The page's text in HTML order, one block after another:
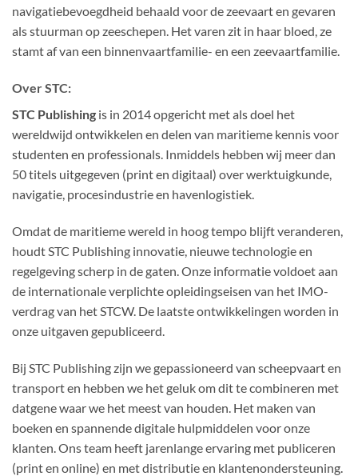
navigatiebevoegdheid behaald voor de zeevaart en gevaren
als stuurman op zeeschepen. Het varen zit in haar bloed, ze
stamt af van een binnenvaartfamilie- en een zeevaartfamilie.
Over STC:
STC Publishing is in 2014 opgericht met als doel het
wereldwijd ontwikkelen en delen van maritieme kennis voor
studenten en professionals. Inmiddels hebben wij meer dan
50 titels uitgegeven (print en digitaal) over werktuigkunde,
navigatie, procesindustrie en havenlogistiek.
Omdat de maritieme wereld in hoog tempo blijft veranderen,
houdt STC Publishing innovatie, nieuwe technologie en
regelgeving scherp in de gaten. Onze informatie voldoet aan
de internationale verplichte opleidingseisen van het IMO-
verdrag van het STCW. De laatste ontwikkelingen worden in
onze uitgaven gepubliceerd.
Bij STC Publishing zijn we gepassioneerd van scheepvaart en
transport en hebben we het geluk om dit te combineren met
datgene waar we het meest van houden. Het maken van
boeken en spannende digitale hulpmiddelen voor onze
klanten. Ons team heeft jarenlange ervaring met publiceren
(print en online) en met distributie en klantenondersteuning.